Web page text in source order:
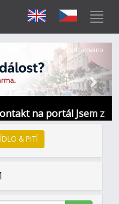
na portál Jsem z
Další
Sponzorováno
& PITÍ